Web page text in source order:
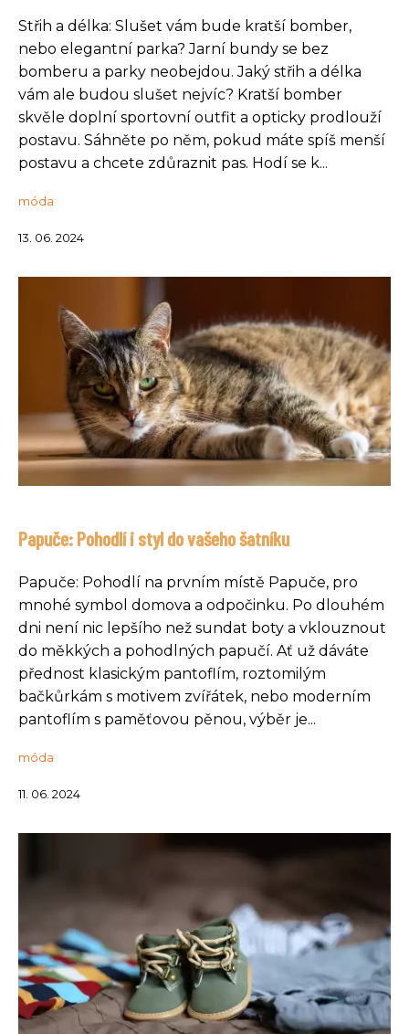
Střih a délka: Slušet vám bude kratší bomber,
nebo elegantní parka? Jarní bundy se bez
bomberu a parky neobejdou. Jaký střih a délka
vám ale budou slušet nejvíc? Kratší bomber
skvěle doplní sportovní outfit a opticky prodlouží
postavu. Sáhněte po něm, pokud máte spíš menší
postavu a chcete zdůraznit pas. Hodí se k...
móda
13. 06. 2024
Papuče: Pohodlí i styl do vašeho šatníku
Papuče: Pohodlí na prvním místě Papuče, pro
mnohé symbol domova a odpočinku. Po dlouhém
dni není nic lepšího než sundat boty a vklouznout
do měkkých a pohodlných papučí. Ať už dáváte
přednost klasickým pantoflím, roztomilým
bačkůrkám s motivem zvířátek, nebo moderním
pantoflím s paměťovou pěnou, výběr je...
móda
11. 06. 2024